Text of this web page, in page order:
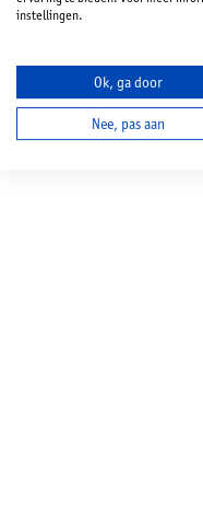
instellingen.
Ok, ga door
Nee, pas aan